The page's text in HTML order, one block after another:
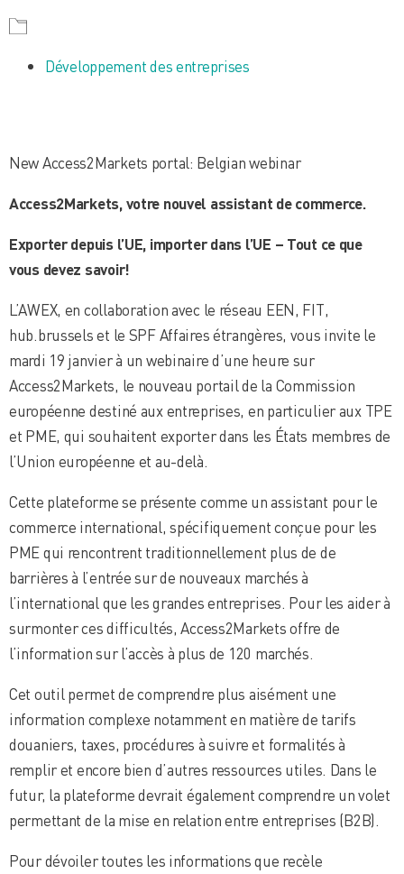
Développement des entreprises
New Access2Markets portal: Belgian webinar
Access2Markets, votre nouvel assistant de commerce.
Exporter depuis l’UE, importer dans l’UE – Tout ce que
vous devez savoir!
L’AWEX, en collaboration avec le réseau EEN, FIT,
hub.brussels et le SPF Affaires étrangères, vous invite le
mardi 19 janvier à un webinaire d’une heure sur
Access2Markets, le nouveau portail de la Commission
européenne destiné aux entreprises, en particulier aux TPE
et PME, qui souhaitent exporter dans les États membres de
l’Union européenne et au-delà.
Cette plateforme se présente comme un assistant pour le
commerce international, spécifiquement conçue pour les
PME qui rencontrent traditionnellement plus de de
barrières à l’entrée sur de nouveaux marchés à
l’international que les grandes entreprises. Pour les aider à
surmonter ces difficultés, Access2Markets offre de
l’information sur l’accès à plus de 120 marchés.
Cet outil permet de comprendre plus aisément une
information complexe notamment en matière de tarifs
douaniers, taxes, procédures à suivre et formalités à
remplir et encore bien d’autres ressources utiles. Dans le
futur, la plateforme devrait également comprendre un volet
permettant de la mise en relation entre entreprises (B2B).
Pour dévoiler toutes les informations que recèle